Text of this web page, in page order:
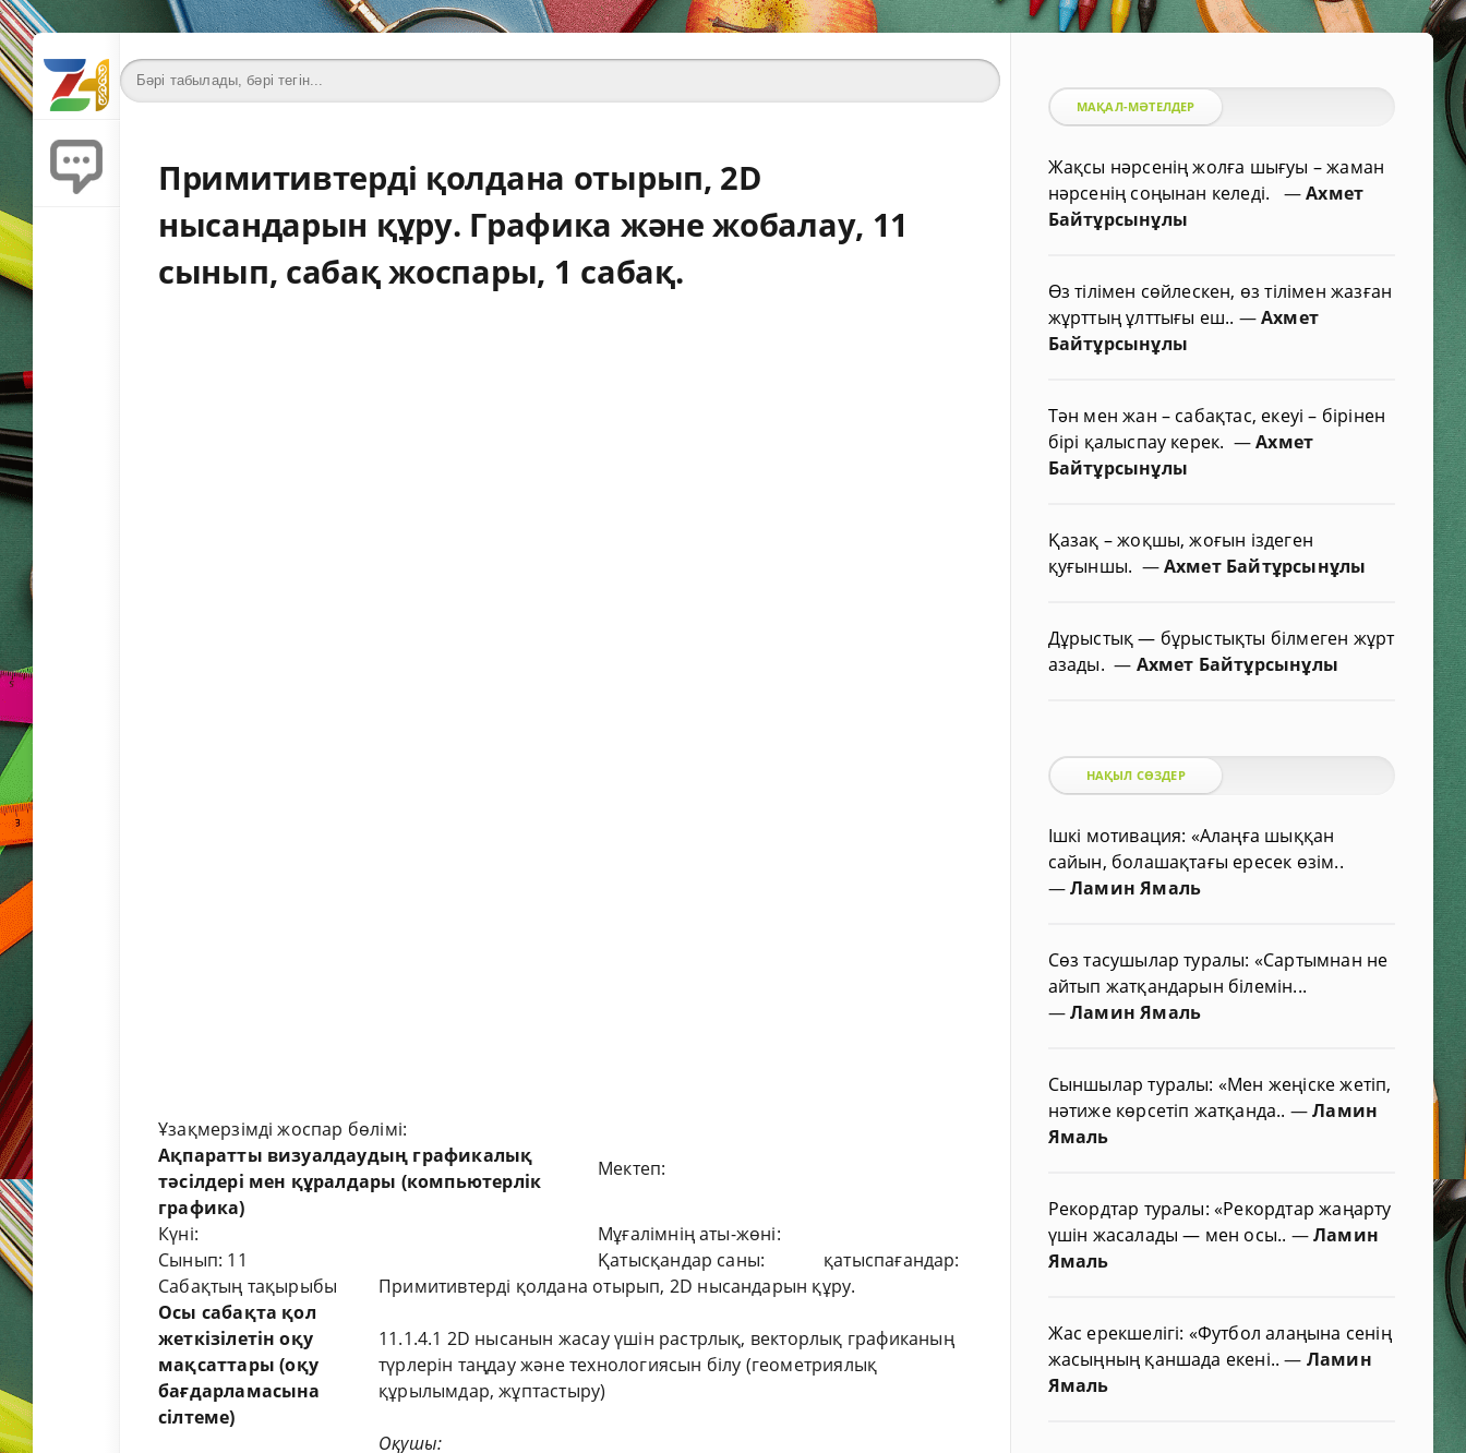
Примитивтерді қолдана отырып, 2D
нысандарын құру. Графика және жобалау, 11
сынып, сабақ жоспары, 1 сабақ.
Ұзақмерзімді жоспар бөлімі:
Ақпаратты визуалдаудың графикалық
тәсілдері мен құралдары (компьютерлік
графика)
Мектеп:
Күні:
Мұғалімнің аты-жөні:
Сынып: 11
Қатысқандар саны:
қатыспағандар:
Сабақтың тақырыбы
Примитивтерді қолдана отырып, 2D нысандарын құру.
Осы сабақта қол
жеткізілетін оқу
мақсаттары(оқу
бағдарламасына
сілтеме)
11.1.4.1 2D нысанын жасау үшін растрлық, векторлық графиканың
түрлерін таңдау және технологиясын білу (геометриялық
құрылымдар, жұптастыру)
Оқушы:
МАҚАЛ-МӘТЕЛДЕР
Жақсы нәрсенің жолға шығуы – жаман
нәрсенің соңынан келеді. —Ахмет
Байтұрсынұлы
Өз тілімен сөйлескен, өз тілімен жазған
жұрттың ұлттығы еш.. —Ахмет
Байтұрсынұлы
Тән мен жан – сабақтас, екеуі – бірінен
бірі қалыспау керек. —Ахмет
Байтұрсынұлы
Қазақ – жоқшы, жоғын іздеген
қуғыншы. —Ахмет Байтұрсынұлы
Дұрыстық — бұрыстықты білмеген жұрт
азады.— Ахмет Байтұрсынұлы
НАҚЫЛ СӨЗДЕР
Ішкі мотивация: «Алаңға шыққан
сайын, болашақтағы ересек өзім..
—Ламин Ямаль
Сөз тасушылар туралы: «Сартымнан не
айтып жатқандарын білемін...
—Ламин Ямаль
Сыншылар туралы: «Мен жеңіске жетіп,
нәтиже көрсетіп жатқанда.. —Ламин
Ямаль
Рекордтар туралы: «Рекордтар жаңарту
үшін жасалады — мен осы.. —Ламин
Ямаль
Жас ерекшелігі: «Футбол алаңына сенің
жасыңның қаншада екені..— Ламин
Ямаль